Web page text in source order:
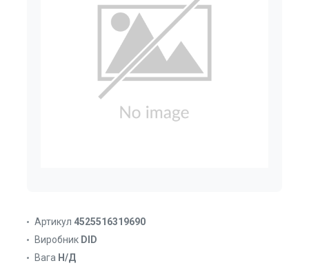
Артикул 4525516319690
Виробник DID
Вага Н/Д